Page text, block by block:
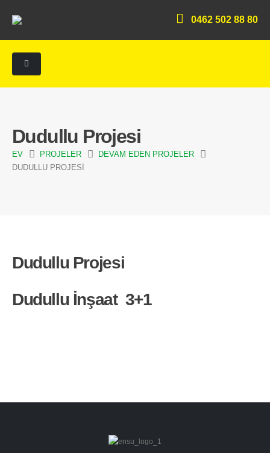
0462 502 88 80
Dudullu Projesi
EV PROJELER
DEVAM EDEN PROJELER
DUDULLU PROJESI
Dudullu Projesi
Dudullu İnşaat 3+1